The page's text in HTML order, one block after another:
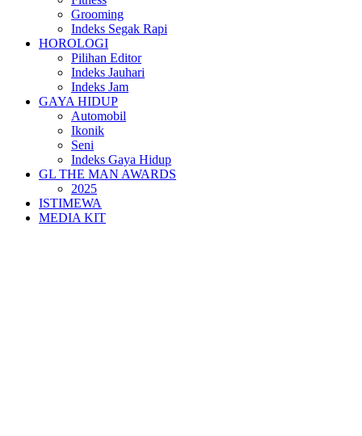
Grooming
Indeks Segak Rapi
HOROLOGI
Pilihan Editor
Indeks Jauhari
Indeks Jam
GAYA HIDUP
Automobil
Ikonik
Seni
Indeks Gaya Hidup
GL THE MAN AWARDS
2025
ISTIMEWA
MEDIA KIT